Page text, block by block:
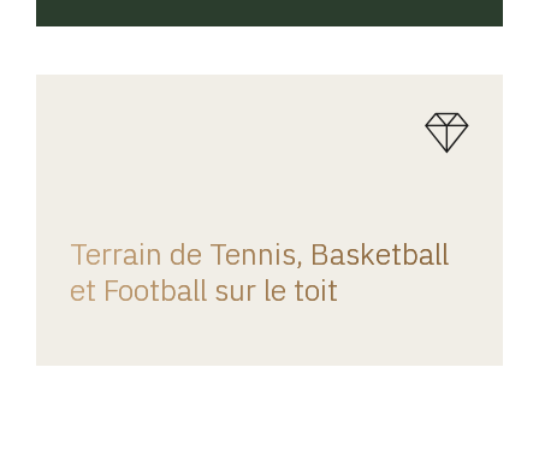
Terrain de Tennis, Basketball
et Football sur le toit